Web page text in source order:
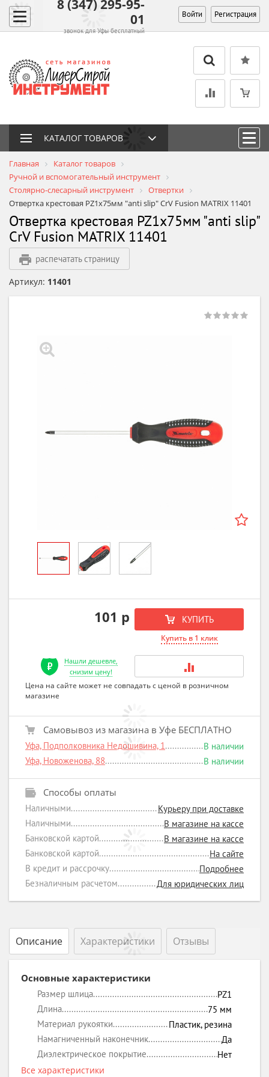
8 (347) 295-95-
01
звонок для Уфы бесплатный
Войти Регистрация
КАТАЛОГ ТОВАРОВ
Главная
Каталог товаров
Ручной и вспомогательный инструмент
Столярно-слесарный инструмент
Отвертки
Отвертка крестовая PZ1х75мм "anti slip" CrV Fusion MATRIX 11401
Отвертка крестовая PZ1х75мм "anti slip"
CrV Fusion MATRIX 11401
распечатать страницу
Артикул: 11401
101 р КУПИТЬ
Купить в 1 клик
Нашли дешевле,
снизим цену!
Цена на сайте может не совпадать с ценой в розничном
магазине
Самовывоз из магазина в Уфе БЕСПЛАТНО
Уфа, Подполковника Недошивина, 1
В наличии
Уфа, Новоженова, 88
В наличии
Способы оплаты
Наличными
Курьеру при доставке
Наличными
В магазине на кассе
Банковской картой
В магазине на кассе
Банковской картой
На сайте
В кредит и рассрочку
Подробнее
Безналичным расчетом
Для юридических лиц
Описание Характеристики Отзывы
Основные характеристики
Размер шлица
PZ1
Длина
75 мм
Материал рукоятки
Пластик, резина
Намагниченный наконечник
Да
Диэлектрическое покрытие
Нет
Все характеристики